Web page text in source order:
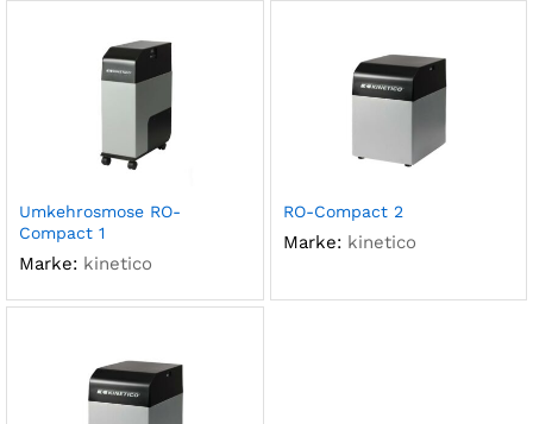
Umkehrosmose RO-
Compact 1
Marke: kinetico
RO-Compact 2
Marke: kinetico